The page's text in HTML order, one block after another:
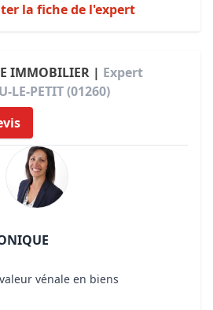
la fiche de l'expert
IMMOBILIER | Expert
PETIT (01260)
vénale en biens